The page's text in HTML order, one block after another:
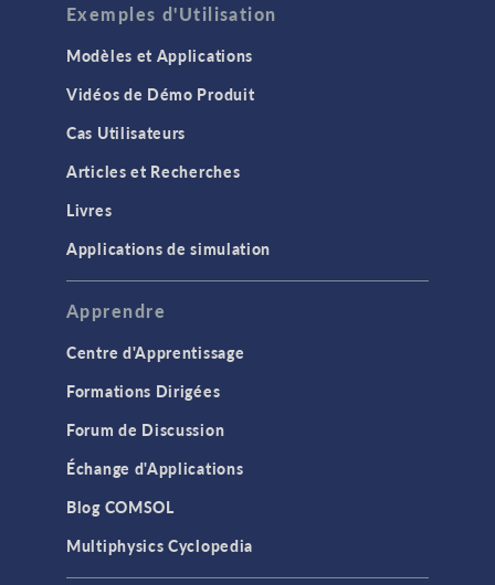
Exemples d'Utilisation
Modèles et Applications
Vidéos de Démo Produit
Cas Utilisateurs
Articles et Recherches
Livres
Applications de simulation
Apprendre
Centre d'Apprentissage
Formations Dirigées
Forum de Discussion
Échange d'Applications
Blog COMSOL
Multiphysics Cyclopedia